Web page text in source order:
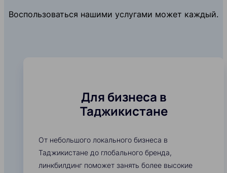
Воспользоваться нашими услугами может каждый.
Для бизнеса в
Таджикистане
От небольшого локального бизнеса в
Таджикистане до глобального бренда,
линкбилдинг поможет занять более высокие